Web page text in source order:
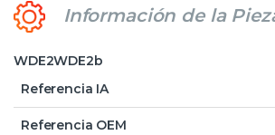
Información de la
WDE2WDE2b
Referencia IA
Referencia OEM